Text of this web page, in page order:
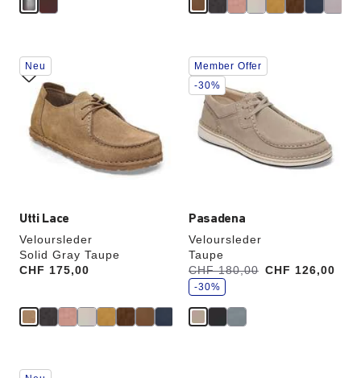
Utti Lace
Veloursleder
Solid Gray Taupe
Price:
CHF 175,00
Durch
Anklicken
der
Farben
werden
die
Produktbilder
aktualisiert.
Neu
Pasadena
Veloursleder
Taupe
Vorher:
CHF 180,00
Jetzt CHF 126,00
S
p
a
r
e
-30%
Durch
Anklicken
der
Farben
werden
die
Produktbilder
aktualisiert.
Member Offer
-30%
Durch